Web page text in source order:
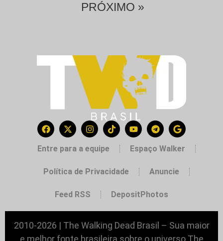
PRÓXIMO »
Entre para a equipe Espaço Walker
Política de Privacidade Anuncie
Feed RSS DepositPhotos
2010-2026 | The Walking Dead Brasil – Sua maior
e melhor fonte brasileira sobre o universo The